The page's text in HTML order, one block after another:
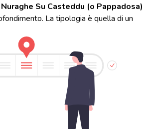
Su Casteddu (o Pappadosa)
La tipologia è quella di un